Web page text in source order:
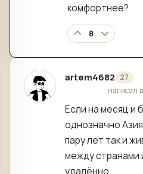
комфортнее?
8
artem4682 27
написал в
Если на месяц
однозначно
пару лет так и
между странами
удалённо.